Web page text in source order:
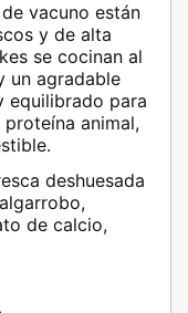
vacuno están
y de alta
se cocinan al
un agradable
equilibrado para
animal,
deshuesada
de calcio,